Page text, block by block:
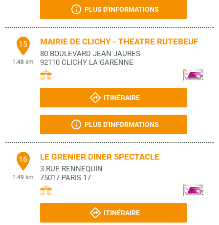
PLUS D'INFORMATIONS
15
1.48 km
MAIRIE DE CLICHY - THEATRE RUTEBEUF
80 BOULEVARD JEAN JAURES
92110 CLICHY LA GARENNE
ITINÉRAIRE
PLUS D'INFORMATIONS
16
1.49 km
LE GRENIER DINER SPECTACLE
3 RUE RENNEQUIN
75017 PARIS 17
ITINÉRAIRE